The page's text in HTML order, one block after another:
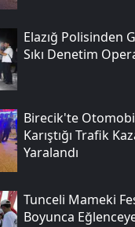
Elazığ Polisinden
Sıkı Denetim
Birecik'te
Karıştığı Trafik
Yaralandı
Tunceli Mameki
Boyunca